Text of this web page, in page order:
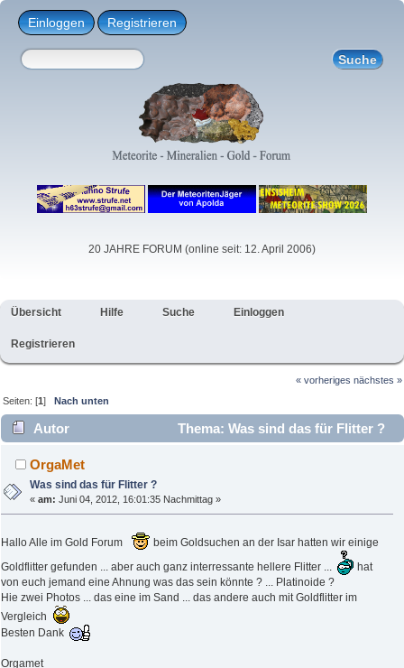
Einloggen Registrieren
20 JAHRE FORUM (online seit: 12. April 2006)
Übersicht Hilfe Suche Einloggen
Registrieren
« vorheriges nächstes »
Seiten: [1]Nach unten
Autor
Thema: Was sind das für Flitter ?
(Gelesen 10414 mal)
OrgaMet
Was sind das für Flitter ?
«am: Juni 04, 2012, 16:01:35 Nachmittag »
Hallo Alle im Gold Forum
beim Goldsuchen an der Isar hatten wir einige
Goldflitter gefunden ... aber auch ganz interressante hellere Flitter ...
hat
von euch jemand eine Ahnung was das sein könnte ? ... Platinoide ?
Hie zwei Photos ... das eine im Sand ... das andere auch mit Goldflitter im
Vergleich
Besten Dank
Orgamet